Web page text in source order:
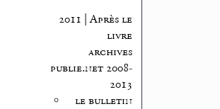
2011 | Après le
livre
archives
publie.net 2008-
2013
le bulletin